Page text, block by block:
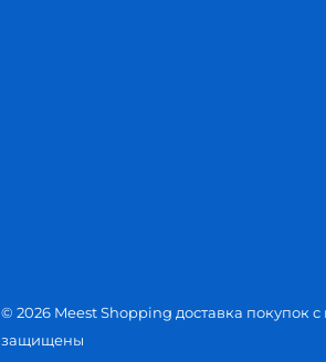
© 2026 Meest Shopping доставка покупок
защищены